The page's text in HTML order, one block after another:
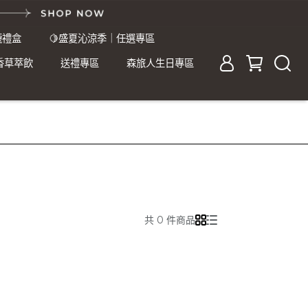
盒
🍋盛夏沁涼季｜任選專區
草萃飲
送禮專區 森旅人生日專區
共 0 件商品